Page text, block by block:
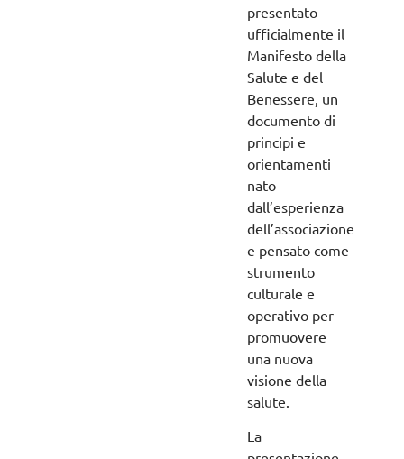
presentato
ufficialmente il
Manifesto della
Salute e del
Benessere, un
documento di
principi e
orientamenti
nato
dall’esperienza
dell’associazione
e pensato come
strumento
culturale e
operativo per
promuovere
una nuova
visione della
salute.
La